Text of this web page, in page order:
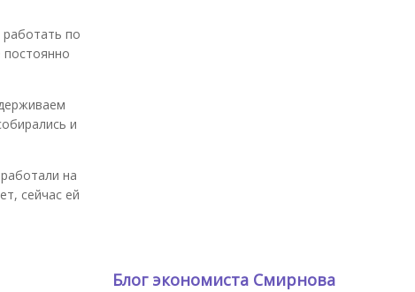
работать по
постоянно
и
на
сейчас ей
Блог экономиста Смирнова